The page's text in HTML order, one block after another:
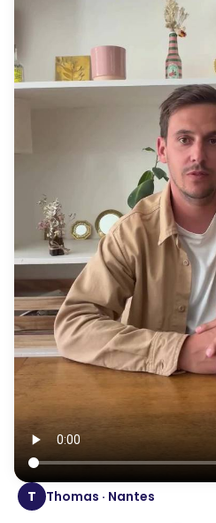
T Thomas · Nantes